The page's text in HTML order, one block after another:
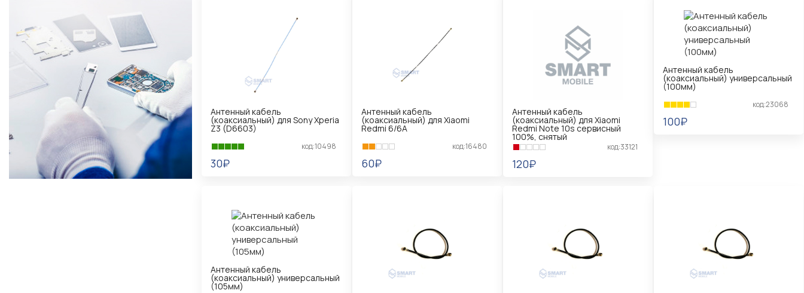
Антенный кабель
(коаксиальный) для Sony Xperia
Z3 (D6603)
код:10498
30₽
Антенный кабель
(коаксиальный) для Xiaomi
Redmi 6/6A
код:16480
60₽
Антенный кабель
(коаксиальный) для Xiaomi
Redmi Note 10s сервисный
100%, снятый
код:33121
120₽
Антенный кабель
(коаксиальный) универсальный
(100мм)
код:23068
100₽
Антенный кабель
(коаксиальный) универсальный
(105мм)